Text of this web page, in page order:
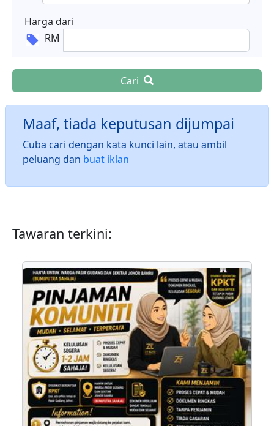
Harga dari
RM
Cari
Maaf, tiada keputusan dijumpai
Cuba cari dengan kata kunci lain, atau ambil
peluang dan buat iklan
Tawaran terkini: